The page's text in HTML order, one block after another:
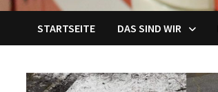
STARTSEITE DAS SIND WIR